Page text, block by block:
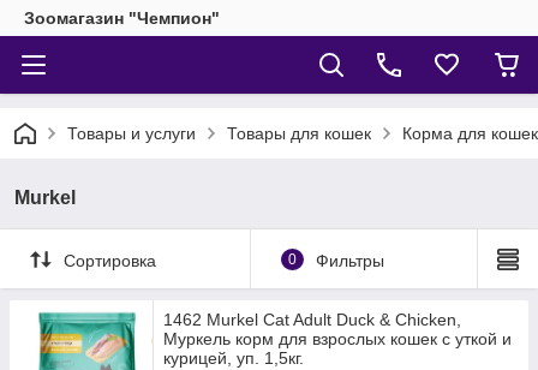
Зоомагазин "Чемпион"
Товары и услуги Товары для кошек Корма для кошек
Murkel
Сортировка 0 Фильтры
1462 Murkel Cat Adult Duck & Chicken,
Муркель корм для взрослых кошек с уткой и
курицей, уп. 1,5кг.